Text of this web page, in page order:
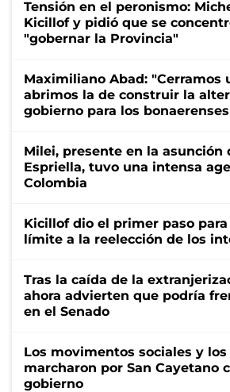
Tensión en el peronismo:
Kicillof y pidió que se
"gobernar la Provincia"
Maximiliano Abad: "Cerramos
abrimos la de construir la
gobierno para los
Milei, presente en la asunción
Espriella, tuvo una intensa
Colombia
Kicillof dio el primer paso
límite a la reelección de los
Tras la caída de la
ahora advierten que podría
en el Senado
Los movimentos sociales y
marcharon por San Cayetano
gobierno